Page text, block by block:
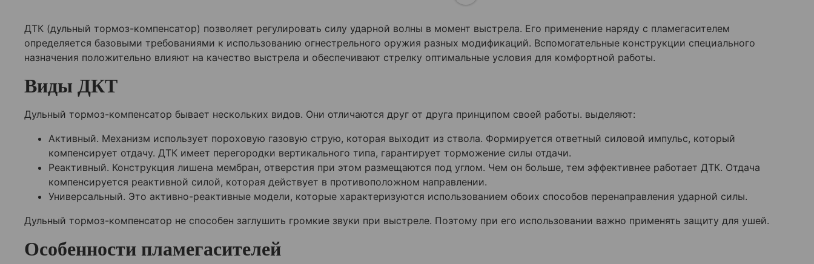
ДТК (дульный тормоз-компенсатор) позволяет регулировать силу ударной волны в момент выстрела. Его применение наряду с пламегасителем
определяется базовыми требованиями к использованию огнестрельного оружия разных модификаций. Вспомогательные конструкции специального
назначения положительно влияют на качество выстрела и обеспечивают стрелку оптимальные условия для комфортной работы.
Виды ДКТ
Дульный тормоз-компенсатор бывает нескольких видов. Они отличаются друг от друга принципом своей работы. выделяют:
Активный. Механизм использует пороховую газовую струю, которая выходит из ствола. Формируется ответный силовой импульс, который
компенсирует отдачу. ДТК имеет перегородки вертикального типа, гарантирует торможение силы отдачи.
Реактивный. Конструкция лишена мембран, отверстия при этом размещаются под углом. Чем он больше, тем эффективнее работает ДТК. Отдача
компенсируется реактивной силой, которая действует в противоположном направлении.
Универсальный. Это активно-реактивные модели, которые характеризуются использованием обоих способов перенаправления ударной силы.
Дульный тормоз-компенсатор не способен заглушить громкие звуки при выстреле. Поэтому при его использовании важно применять защиту для ушей.
Особенности пламегасителей